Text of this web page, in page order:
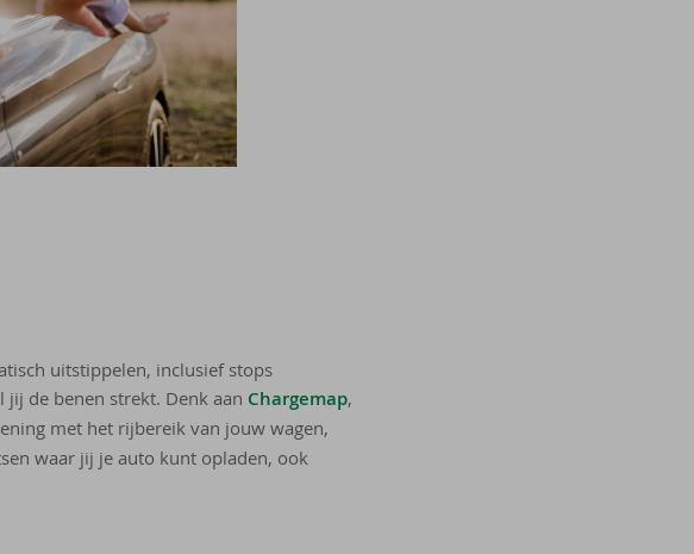
uitstippelen, inclusief stops
de benen strekt. Denk aan Chargemap,
met het rijbereik van jouw wagen,
waar jij je auto kunt opladen, ook